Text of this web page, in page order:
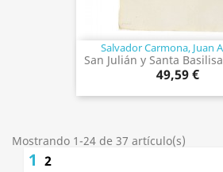
Salvador Carmona, Juan
San Julián y Santa
49,59 €
Mostrando 1-24 de 37 artículo(s)
1 2